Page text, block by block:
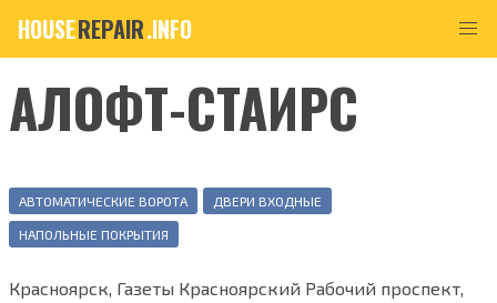
HOUSEREPAIR.INFO
АЛОФТ-СТАИРС
АВТОМАТИЧЕСКИЕ ВОРОТА ДВЕРИ ВХОДНЫЕ
НАПОЛЬНЫЕ ПОКРЫТИЯ
Красноярск, Газеты Красноярский Рабочий проспект,